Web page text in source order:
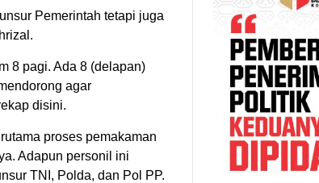
Pemerintah tetapi juga
8 pagi. Ada 8 (delapan)
agar
disini.
proses pemakaman
Adapun personil ini
TNI, Polda, dan Pol PP.